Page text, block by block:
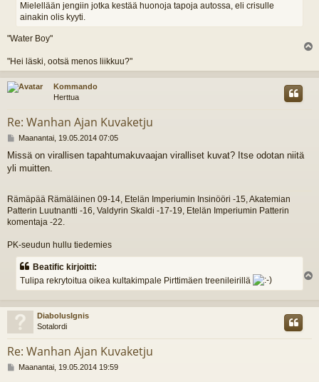
Mielellään jengiin jotka kestää huonoja tapoja autossa, eli crisulle
ainakin olis kyyti.
"Water Boy"
"Hei läski, ootsä menos liikkuu?"
ö
Kommando
Herttua
Re: Wanhan Ajan Kuvaketju
V
e
s
Maanantai, 19.05.2014 07:05
Missä on virallisen tapahtumakuvaajan viralliset kuvat? Itse odotan niitä
yli muitten.
Rämäpää Rämäläinen 09-14, Etelän Imperiumin Insinööri -15, Akatemian
Patterin Luutnantti -16, Valdyrin Skaldi -17-19, Etelän Imperiumin Patterin
komentaja -22.
PK-seudun hullu tiedemies
Beatific kirjoitti:
Tulipa rekrytoitua oikea kultakimpale Pirttimäen treenileirillä
s
DiabolusIgnis
Sotalordi
Re: Wanhan Ajan Kuvaketju
VMaanantai, 19.05.2014 19:59